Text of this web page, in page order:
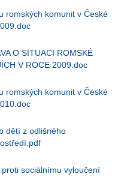
romských komunit v České
O SITUACI ROMSKÉ
V ROCE 2009.doc
romských komunit v České
dětí z odlišného
sociálnímu vyloučení